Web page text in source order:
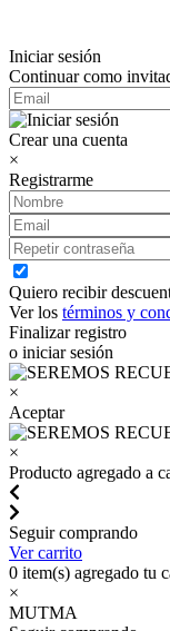
Iniciar sesión
Continuar como
Crear una cuenta
×
Registrarme
Quiero recibir
Ver los términos y
Finalizar registro
o iniciar sesión
×
Aceptar
×
Producto agregado a
Seguir comprando
Ver carrito
0 item(s) agregado tu
×
MUTMA